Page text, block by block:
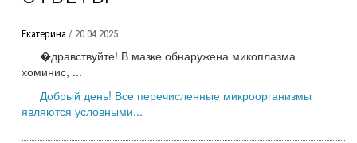
Екатерина / 20.04.2025
�дравствуйте! В мазке обнаружена микоплазма
хоминис, ...
Добрый день! Все перечисленные микроорганизмы
являются условными...